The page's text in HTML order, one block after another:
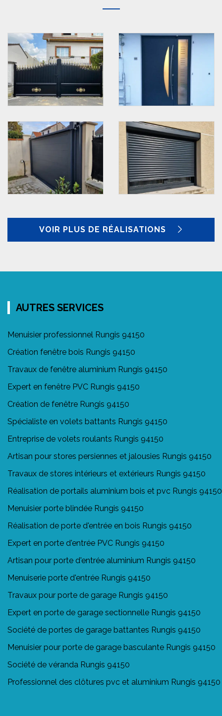
VOIR PLUS DE RÉALISATIONS
AUTRES SERVICES
Menuisier professionnel Rungis 94150
Création fenêtre bois Rungis 94150
Travaux de fenêtre aluminium Rungis 94150
Expert en fenêtre PVC Rungis 94150
Création de fenêtre Rungis 94150
Spécialiste en volets battants Rungis 94150
Entreprise de volets roulants Rungis 94150
Artisan pour stores persiennes et jalousies Rungis 94150
Travaux de stores intérieurs et extérieurs Rungis 94150
Réalisation de portails aluminium bois et pvc Rungis 94150
Menuisier porte blindée Rungis 94150
Réalisation de porte d'entrée en bois Rungis 94150
Expert en porte d'entrée PVC Rungis 94150
Artisan pour porte d'entrée aluminium Rungis 94150
Menuiserie porte d'entrée Rungis 94150
Travaux pour porte de garage Rungis 94150
Expert en porte de garage sectionnelle Rungis 94150
Société de portes de garage battantes Rungis 94150
Menuisier pour porte de garage basculante Rungis 94150
Société de véranda Rungis 94150
Professionnel des clôtures pvc et aluminium Rungis 94150